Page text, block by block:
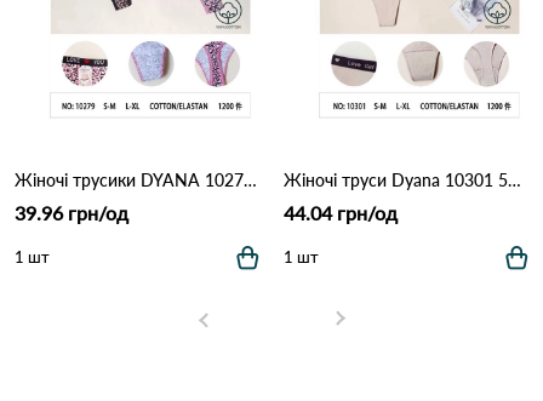
Жіночі трусики DYANA 10279 10с Різні кольори
39.96 грн/од
1 шт
Жіночі труси Dyana 10301 5А Різні кольори
44.04 грн/од
1 шт